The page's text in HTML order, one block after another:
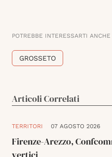
POTREBBE INTERESSARTI ANCHE
GROSSETO
Articoli Correlati
TERRITORI 07 AGOSTO 2026
Firenze-Arezzo,